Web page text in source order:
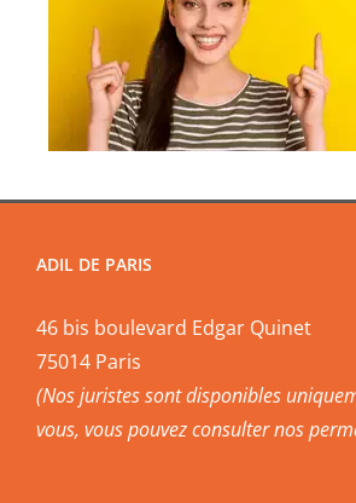
ADIL DE PARIS
46 bis boulevard Edgar Quinet
75014 Paris
(Nos juristes sont disponibles
vous, vous pouvezconsulter nos